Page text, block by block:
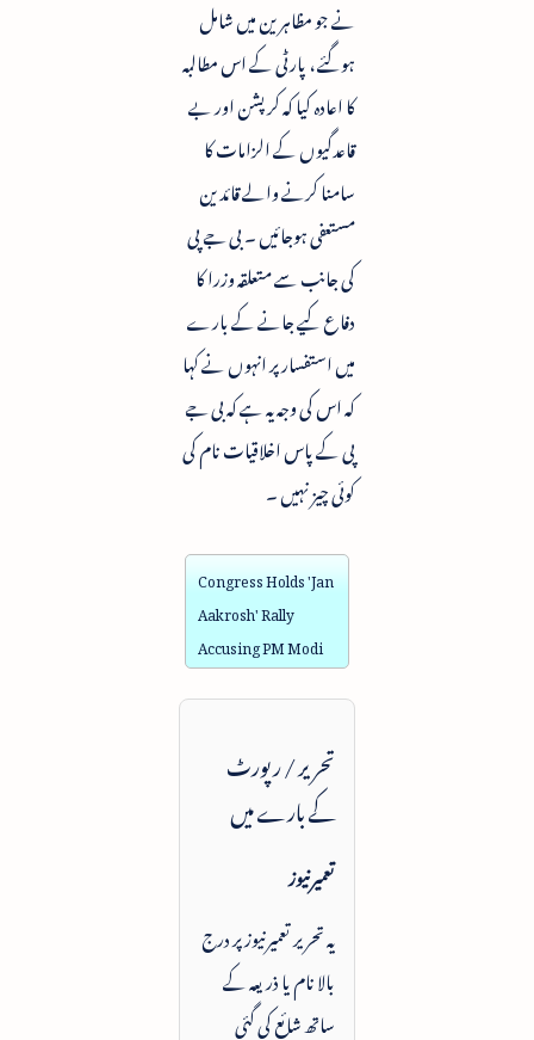
نے جو مظاہرین میں شامل
ہوگئے ، پارٹی کے اس مطالبہ
کا اعادہ کیا کہ کرپشن اور بے
قاعدگیوں کے الزامات کا
سامنا کرنے والے قائدین
مستعفی ہوجائیں ۔ بی جے پی
کی جانب سے متعلقہ وزرا کا
دفاع کیے جانے کے بارے
میں استفسار پر انہوں نے کہا
کہ اس کی وجہ یہ ہے کہ بی جے
پی کے پاس اخلاقیات نام کی
کوئی چیز نہیں ۔
Congress Holds 'Jan
Aakrosh' Rally
Accusing PM Modi
تحریر / رپورٹ
کے بارے میں
تعمیرنیوز
یہ تحریر تعمیرنیوز پر درج
بالا نام یا ذریعہ کے
ساتھ شائع کی گئی